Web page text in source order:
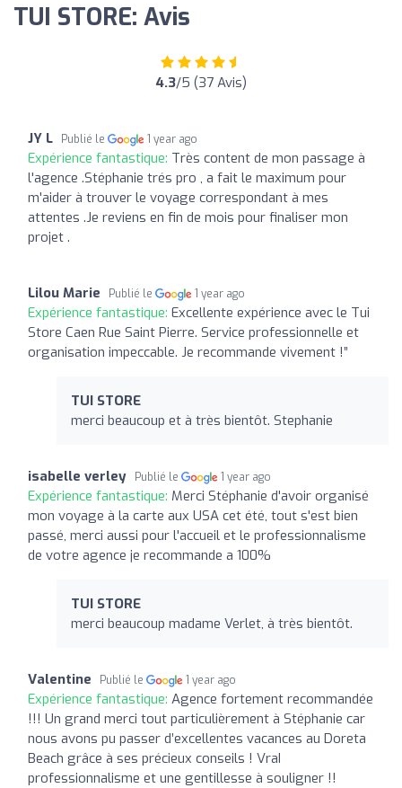
TUI STORE: Avis
4.3/5 (37 Avis)
JY L Publié le 1 year ago
Expérience fantastique: Très content de mon passage à
l'agence .Stéphanie trés pro , a fait le maximum pour
m'aider à trouver le voyage correspondant à mes
attentes .Je reviens en fin de mois pour finaliser mon
projet .
Lilou Marie Publié le 1 year ago
Expérience fantastique: Excellente expérience avec le Tui
Store Caen Rue Saint Pierre. Service professionnelle et
organisation impeccable. Je recommande vivement !”
TUI STORE
merci beaucoup et à très bientôt. Stephanie
isabelle verley Publié le 1 year ago
Expérience fantastique: Merci Stéphanie d'avoir organisé
mon voyage à la carte aux USA cet été, tout s'est bien
passé, merci aussi pour l'accueil et le professionnalisme
de votre agence je recommande a 100%
TUI STORE
merci beaucoup madame Verlet, à très bientôt.
Valentine Publié le 1 year ago
Expérience fantastique: Agence fortement recommandée
!!! Un grand merci tout particulièrement à Stéphanie car
nous avons pu passer d’excellentes vacances au Doreta
Beach grâce à ses précieux conseils ! VraI
professionnalisme et une gentillesse à souligner !!